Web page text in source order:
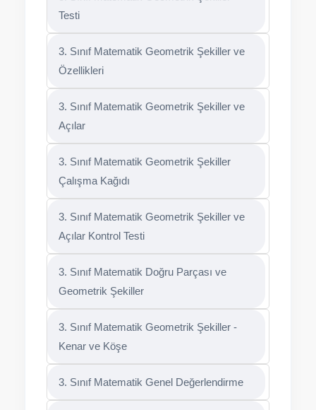
Testi
3. Sınıf Matematik Geometrik Şekiller ve
Özellikleri
3. Sınıf Matematik Geometrik Şekiller ve
Açılar
3. Sınıf Matematik Geometrik Şekiller
Çalışma Kağıdı
3. Sınıf Matematik Geometrik Şekiller ve
Açılar Kontrol Testi
3. Sınıf Matematik Doğru Parçası ve
Geometrik Şekiller
3. Sınıf Matematik Geometrik Şekiller -
Kenar ve Köşe
3. Sınıf Matematik Genel Değerlendirme